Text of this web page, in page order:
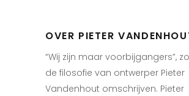
OVER PIETER
“Wij zijn maar voorbijgangers”,
de filosofie van ontwerper Pieter
Vandenhout omschrijven. Pieter